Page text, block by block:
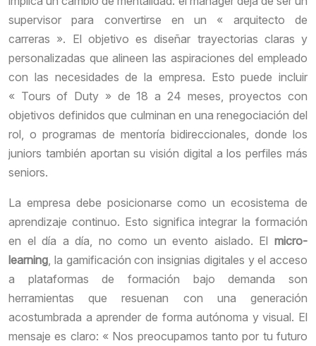
supervisor para convertirse en un « arquitecto de
carreras ». El objetivo es diseñar trayectorias claras y
personalizadas que alineen las aspiraciones del empleado
con las necesidades de la empresa. Esto puede incluir
« Tours of Duty » de 18 a 24 meses, proyectos con
objetivos definidos que culminan en una renegociación del
rol, o programas de mentoría bidireccionales, donde los
juniors también aportan su visión digital a los perfiles más
seniors.
La empresa debe posicionarse como un ecosistema de
aprendizaje continuo. Esto significa integrar la formación
en el día a día, no como un evento aislado. El micro-
learning, la gamificación con insignias digitales y el acceso
a plataformas de formación bajo demanda son
herramientas que resuenan con una generación
acostumbrada a aprender de forma autónoma y visual. El
mensaje es claro: « Nos preocupamos tanto por tu futuro